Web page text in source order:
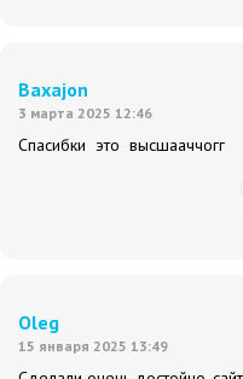
Baxajon
3 марта 2025 12:46
Спасибки это высшааччогг
Oleg
15 января 2025 13:49